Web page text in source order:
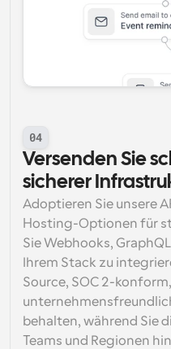
04
Versenden Sie
sicherer
Adoptieren Sie unsere
Hosting-Optionen für
Sie Webhooks,
Ihrem Stack zu
Source, SOC 2-
behalten, während Sie
Teams und Regionen